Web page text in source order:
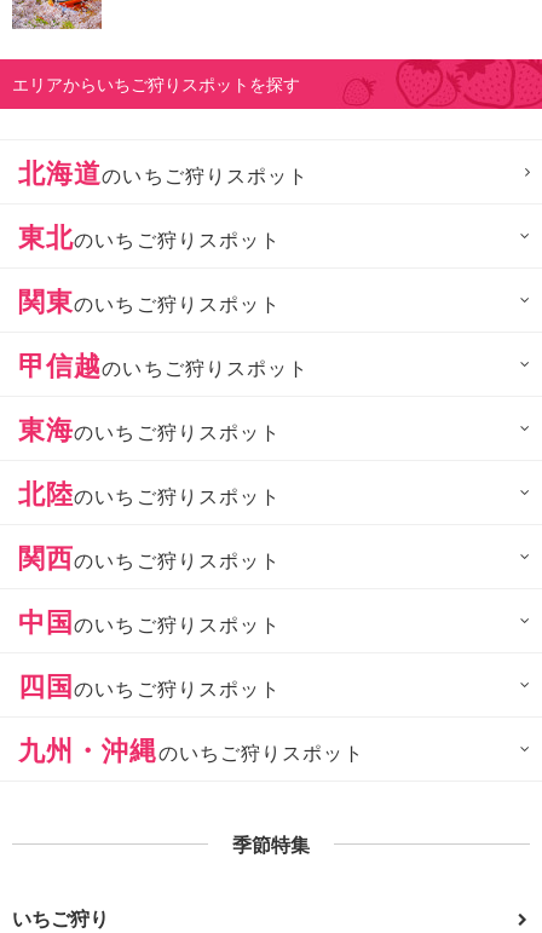
エリアからいちご狩りスポットを探す
北海道のいちご狩りスポット
東北のいちご狩りスポット
関東のいちご狩りスポット
甲信越のいちご狩りスポット
東海のいちご狩りスポット
北陸のいちご狩りスポット
関西のいちご狩りスポット
中国のいちご狩りスポット
四国のいちご狩りスポット
九州・沖縄のいちご狩りスポット
季節特集
いちご狩り